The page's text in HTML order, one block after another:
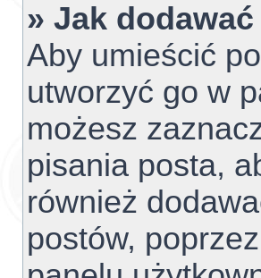
» Jak
Aby umieścić
utworzyć go w
możesz
pisania posta,
również
postów,